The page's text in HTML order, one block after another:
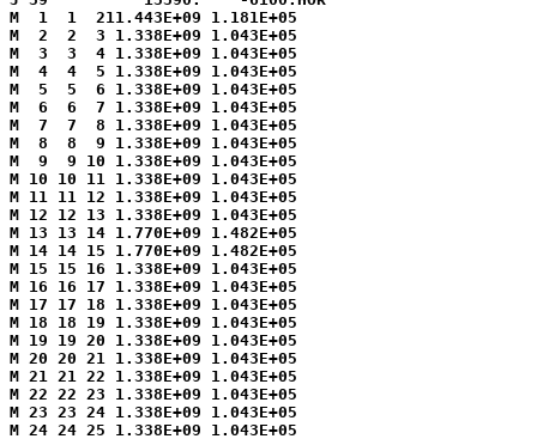
M  1  1  211.443E+09 1.181E+05
M  2  2  3 1.338E+09 1.043E+05
M  3  3  4 1.338E+09 1.043E+05
M  4  4  5 1.338E+09 1.043E+05
M  5  5  6 1.338E+09 1.043E+05
M  6  6  7 1.338E+09 1.043E+05
M  7  7  8 1.338E+09 1.043E+05
M  8  8  9 1.338E+09 1.043E+05
M  9  9 10 1.338E+09 1.043E+05
M 10 10 11 1.338E+09 1.043E+05
M 11 11 12 1.338E+09 1.043E+05
M 12 12 13 1.338E+09 1.043E+05
M 13 13 14 1.770E+09 1.482E+05
M 14 14 15 1.770E+09 1.482E+05
M 15 15 16 1.338E+09 1.043E+05
M 16 16 17 1.338E+09 1.043E+05
M 17 17 18 1.338E+09 1.043E+05
M 18 18 19 1.338E+09 1.043E+05
M 19 19 20 1.338E+09 1.043E+05
M 20 20 21 1.338E+09 1.043E+05
M 21 21 22 1.338E+09 1.043E+05
M 22 22 23 1.338E+09 1.043E+05
M 23 23 24 1.338E+09 1.043E+05
M 24 24 25 1.338E+09 1.043E+05